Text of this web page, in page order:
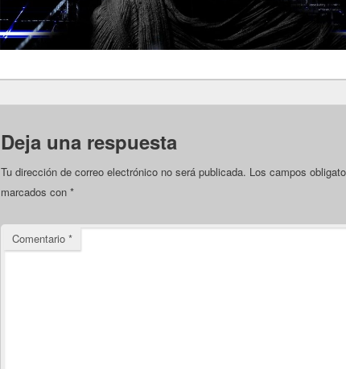
Deja una respuesta
Tu dirección de correo electrónico no será publicada. Los campos
marcados con *
Comentario *